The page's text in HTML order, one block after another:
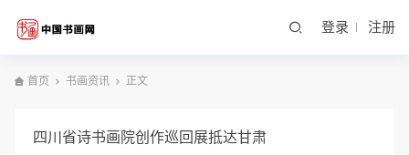
登录 注册
首页 书画资讯 正文
四川省诗书画院创作巡回展抵达甘肃